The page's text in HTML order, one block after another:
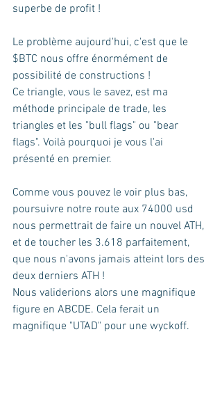
superbe de profit !
Le problème aujourd'hui, c'est que le
$BTC nous offre énormément de
possibilité de constructions !
Ce triangle, vous le savez, est ma
méthode principale de trade, les
triangles et les "bull flags" ou "bear
flags". Voilà pourquoi je vous l'ai
présenté en premier.
Comme vous pouvez le voir plus bas,
poursuivre notre route aux 74000 usd
nous permettrait de faire un nouvel ATH,
et de toucher les 3.618 parfaitement,
que nous n'avons jamais atteint lors des
deux derniers ATH !
Nous validerions alors une magnifique
figure en ABCDE. Cela ferait un
magnifique "UTAD" pour une wyckoff.